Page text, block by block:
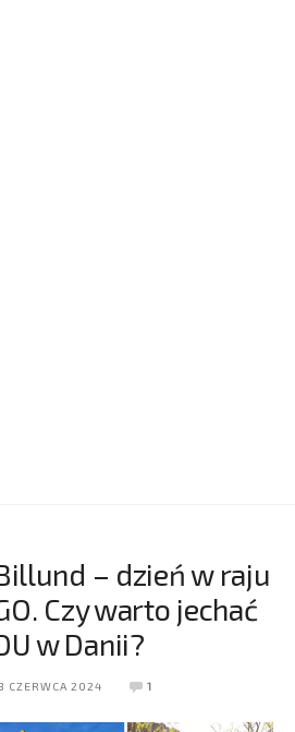
– dzień w raju
Czy warto jechać
w Danii?
3 CZERWCA 2024 1